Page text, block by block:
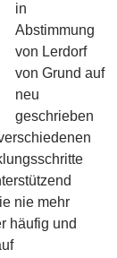
in
Abstimmung
von Lerdorf
von Grund auf
neu
geschrieben
nie mehr
häufig und